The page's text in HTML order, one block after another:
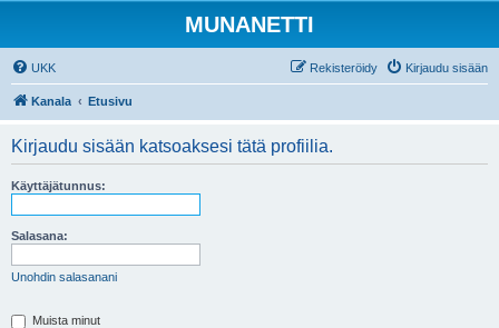
MUNANETTI
UKK Kirjaudu sisään
Rekisteröidy
Kanala Etusivu
Kirjaudu sisään katsoaksesi tätä profiilia.
Käyttäjätunnus:
Salasana:
Unohdin salasanani
Muista minut